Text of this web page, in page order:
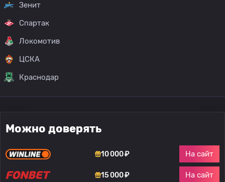
Зенит
Спартак
Локомотив
ЦСКА
Краснодар
Можно доверять
10 000 ₽ На сайт
15 000 ₽ На сайт